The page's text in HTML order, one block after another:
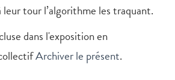
leur tour l’algorithme les traquant.
dans l'exposition en
Archiver le présent.